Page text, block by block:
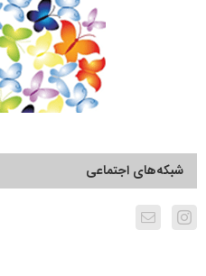
شبکه‌های اجتماعی